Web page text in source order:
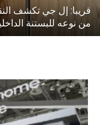
قريبا: إل جي تكشف
من نوعه للبستنة